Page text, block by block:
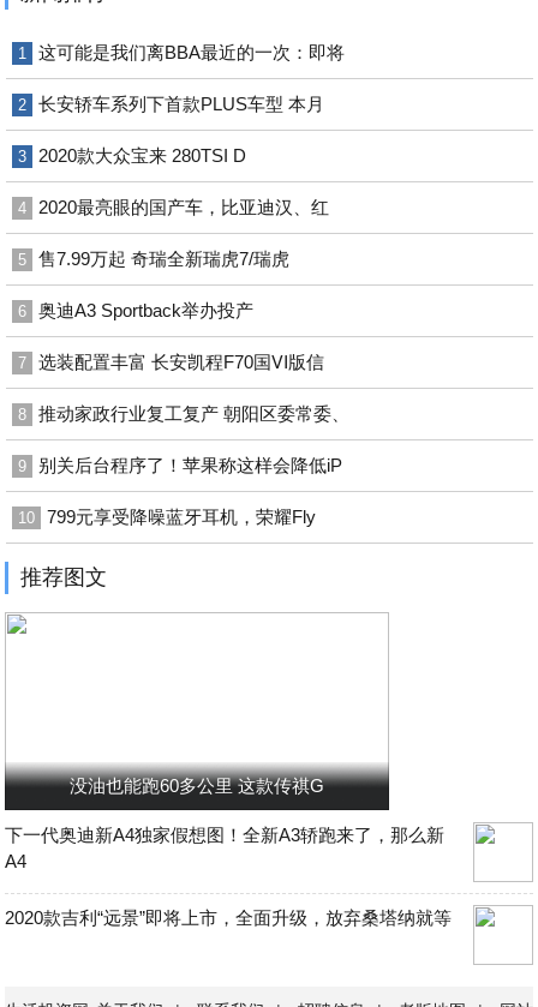
1 这可能是我们离BBA最近的一次：即将
2 长安轿车系列下首款PLUS车型 本月
3 2020款大众宝来 280TSI D
4 2020最亮眼的国产车，比亚迪汉、红
5 售7.99万起 奇瑞全新瑞虎7/瑞虎
6 奥迪A3 Sportback举办投产
7 选装配置丰富 长安凯程F70国Ⅵ版信
8 推动家政行业复工复产 朝阳区委常委、
9 别关后台程序了！苹果称这样会降低iP
10 799元享受降噪蓝牙耳机，荣耀Fly
推荐图文
没油也能跑60多公里 这款传祺G
下一代奥迪新A4独家假想图！全新A3轿跑来了，那么新
A4
2020款吉利“远景”即将上市，全面升级，放弃桑塔纳就等